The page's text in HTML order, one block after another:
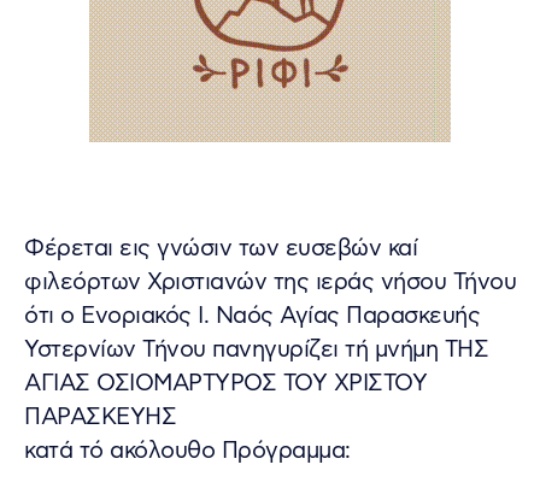
Φέρεται εις γνώσιν των ευσεβών καί
φιλεόρτων Χριστιανών της ιεράς νήσου Τήνου
ότι ο Ενοριακός Ι. Ναός Αγίας Παρασκευής
Υστερνίων Τήνου πανηγυρίζει τή μνήμη ΤΗΣ
ΑΓΙΑΣ ΟΣΙΟΜΑΡΤΥΡΟΣ ΤΟΥ ΧΡΙΣΤΟΥ
ΠΑΡΑΣΚΕΥΗΣ
κατά τό ακόλουθο Πρόγραμμα: